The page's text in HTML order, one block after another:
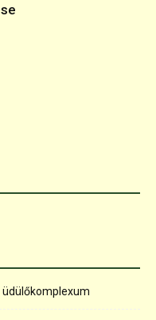
üdülőkomplexum